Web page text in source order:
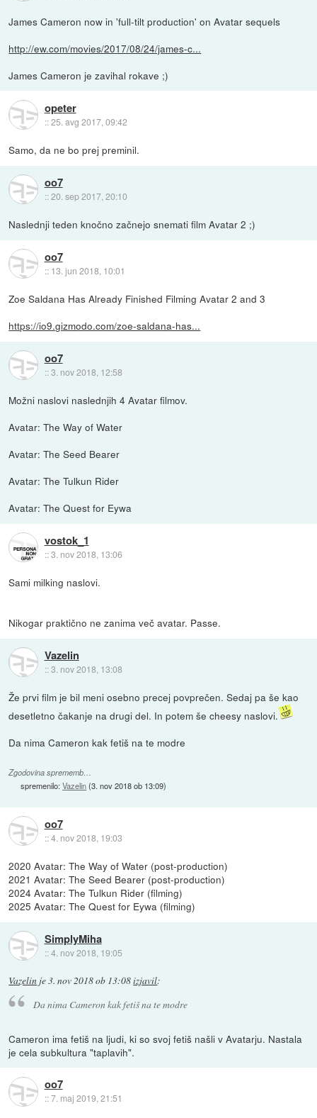
James Cameron now in 'full-tilt production' on Avatar sequels
http://ew.com/movies/2017/08/24/james-c...
James Cameron je zavihal rokave ;)
opeter
::25. avg 2017, 09:42
Samo, da ne bo prej preminil.
oo7
::20. sep 2017, 20:10
Naslednji teden knočno začnejo snemati film Avatar 2 ;)
oo7
:: 13. jun 2018, 10:01
Zoe Saldana Has Already Finished Filming Avatar 2 and 3
https://io9.gizmodo.com/zoe-saldana-has...
oo7
::3. nov 2018, 12:58
Možni naslovi naslednjih 4 Avatar filmov.
Avatar: The Way of Water
Avatar: The Seed Bearer
Avatar: The Tulkun Rider
Avatar: The Quest for Eywa
vostok_1
::3. nov 2018, 13:06
Sami milking naslovi.
Nikogar praktično ne zanima več avatar. Passe.
Vazelin
::3. nov 2018, 13:08
Že prvi film je bil meni osebno precej povprečen. Sedaj pa še kao
desetletno čakanje na drugi del. In potem še cheesy naslovi.
Da nima Cameron kak fetiš na te modre
Zgodovina sprememb…
spremenilo:Vazelin(3. nov 2018 ob 13:09)
oo7
::4. nov 2018, 19:03
2020 Avatar: The Way of Water (post-production)
2021 Avatar: The Seed Bearer (post-production)
2024 Avatar: The Tulkun Rider (filming)
2025 Avatar: The Quest for Eywa (filming)
SimplyMiha
::4. nov 2018, 19:05
Vazelin je3. nov 2018 ob 13:08izjavil:
Da nima Cameron kak fetiš na te modre
Cameron ima fetiš na ljudi, ki so svoj fetiš našli v Avatarju. Nastala
je cela subkultura "taplavih".
oo7
::7. maj 2019, 21:51